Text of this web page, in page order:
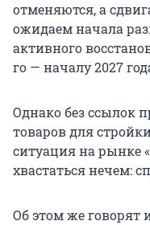
отменяются, а
ожидаем начала
активного
го — началу 2027
Однако без ссылок
товаров для
ситуация на рынке
хвастаться нечем:
Об этом же говорят